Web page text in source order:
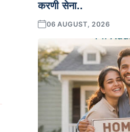
करणी सेना..
06 AUGUST, 2026